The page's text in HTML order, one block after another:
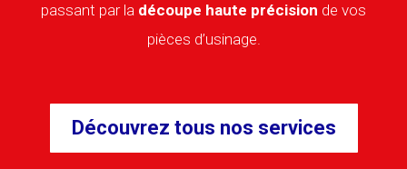
passant par la découpe haute précision de vos
pièces d’usinage.
Découvrez tous nos services